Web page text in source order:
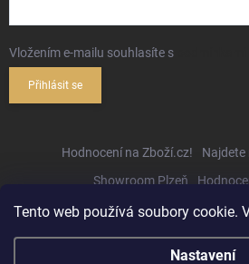
Tento web používá soubory cookie.
Nastavení
Vložením e-mailu souhlasíte s
Přihlásit se
Hodnocení na Zboží.cz!
Najdete
Showroom Plzeň